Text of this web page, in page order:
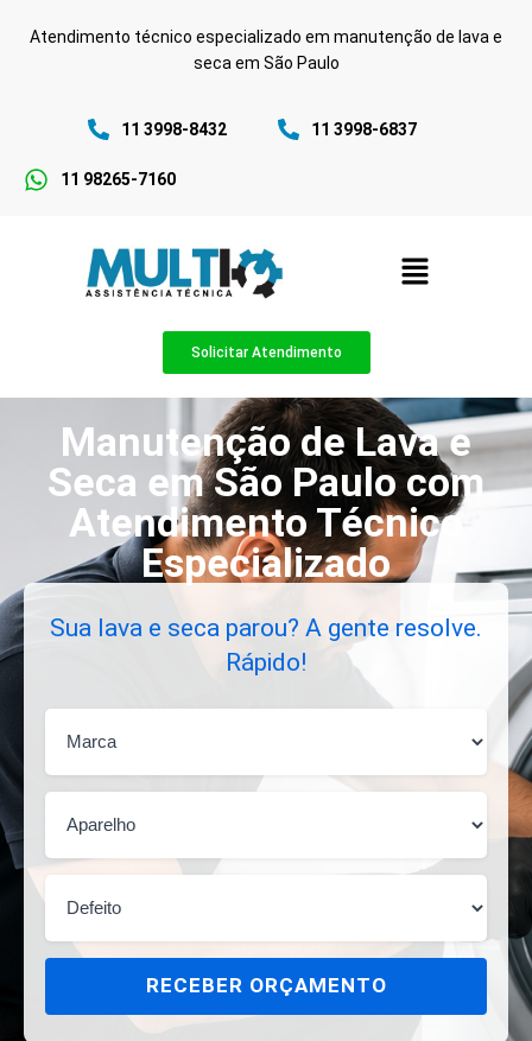
Atendimento técnico especializado em manutenção de lava e
seca em São Paulo
11 3998-8432 11 3998-6837
11 98265-7160
Solicitar Atendimento
Manutenção de Lava e
Seca em São Paulo com
Atendimento Técnico
Especializado
Sua lava e seca parou? A gente resolve.
Rápido!
RECEBER ORÇAMENTO